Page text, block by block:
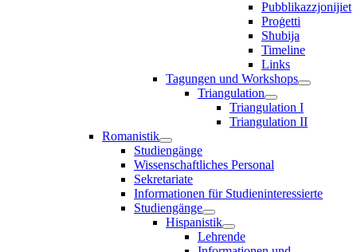
Pubblikazzjonijiet
Proġetti
Sħubija
Timeline
Links
Tagungen und Workshops
Triangulation
Triangulation I
Triangulation II
Romanistik
Studiengänge
Wissenschaftliches Personal
Sekretariate
Informationen für Studieninteressierte
Studiengänge
Hispanistik
Lehrende